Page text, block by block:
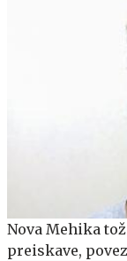
Nova Mehika
preiskave,